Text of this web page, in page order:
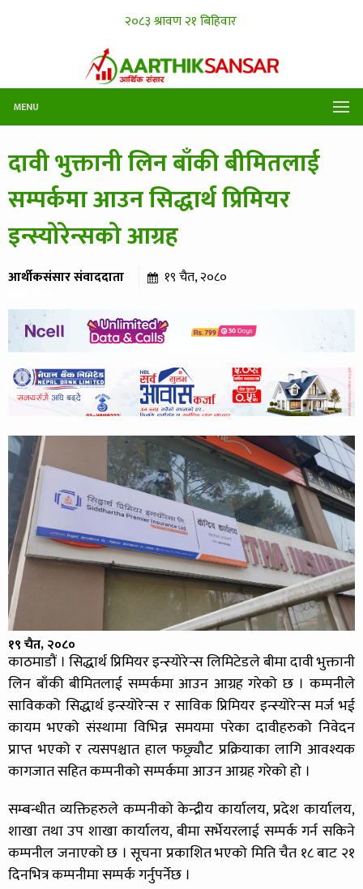
MENU
दावी भुक्तानी लिन बाँकी बीमितलाई
सम्पर्कमा आउन सिद्धार्थ प्रिमियर
इन्स्योरेन्सको आग्रह
आर्थीकसंसार संवाददाता १९ चैत, २०८०
१९ चैत, २०८०
काठमाडौं । सिद्धार्थ प्रिमियर इन्स्योरेन्स लिमिटेडले बीमा दावी भुक्तानी
लिन बाँकी बीमितलाई सम्पर्कमा आउन आग्रह गरेको छ । कम्पनीले
साविकको सिद्धार्थ इन्स्योरेन्स र साविक प्रिमियर इन्स्योरेन्स मर्ज भई
कायम भएको संस्थामा विभिन्न समयमा परेका दावीहरुको निवेदन
प्राप्त भएको र त्यसपश्चात हाल फछ्र्यौट प्रक्रियाका लागि आवश्यक
कागजात सहित कम्पनीको सम्पर्कमा आउन आग्रह गरेको हो ।
सम्बन्धीत व्यक्तिहरुले कम्पनीको केन्द्रीय कार्यालय, प्रदेश कार्यालय,
शाखा तथा उप शाखा कार्यालय, बीमा सर्भेयरलाई सम्पर्क गर्न सकिने
कम्पनील जनाएको छ । सूचना प्रकाशित भएको मिति चैत १८ बाट २१
दिनभित्र कम्पनीमा सम्पर्क गर्नुपर्नेछ ।